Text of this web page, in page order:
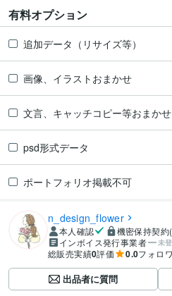
有料オプション
追加データ（リサイズ等）
画像、イラストおまかせ
文言、キャッチコピー等おまかせ
psd形式データ
ポートフォリオ掲載不可
n_design_flower
本人確認 機密保持契約
インボイス発行事業者 未
総販売実績0評価 0.0フォロ
出品者に質問